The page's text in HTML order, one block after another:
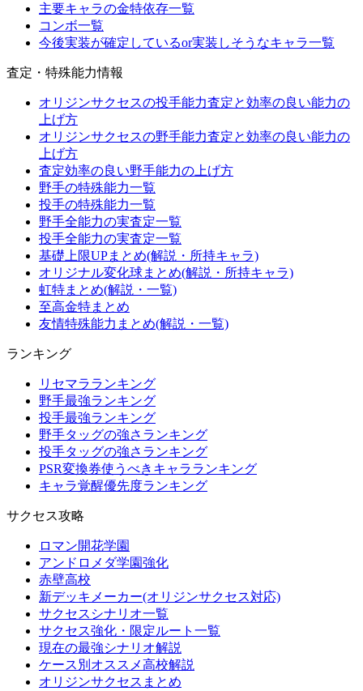
主要キャラの金特依存一覧
コンボ一覧
今後実装が確定しているor実装しそうなキャラ一覧
査定・特殊能力情報
オリジンサクセスの投手能力査定と効率の良い能力の
上げ方
オリジンサクセスの野手能力査定と効率の良い能力の
上げ方
査定効率の良い野手能力の上げ方
野手の特殊能力一覧
投手の特殊能力一覧
野手全能力の実査定一覧
投手全能力の実査定一覧
基礎上限UPまとめ(解説・所持キャラ)
オリジナル変化球まとめ(解説・所持キャラ)
虹特まとめ(解説・一覧)
至高金特まとめ
友情特殊能力まとめ(解説・一覧)
ランキング
リセマラランキング
野手最強ランキング
投手最強ランキング
野手タッグの強さランキング
投手タッグの強さランキング
PSR変換券使うべきキャラランキング
キャラ覚醒優先度ランキング
サクセス攻略
ロマン開花学園
アンドロメダ学園強化
赤壁高校
新デッキメーカー(オリジンサクセス対応)
サクセスシナリオ一覧
サクセス強化・限定ルート一覧
現在の最強シナリオ解説
ケース別オススメ高校解説
オリジンサクセスまとめ